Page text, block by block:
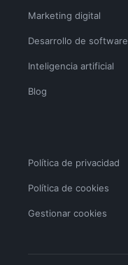
Marketing digital
Desarrollo de software
Inteligencia artificial
Blog
Política de privacidad
Política de cookies
Gestionar cookies